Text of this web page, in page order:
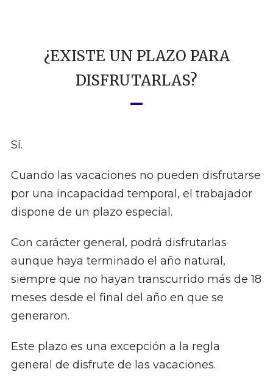
¿EXISTE UN PLAZO PARA
DISFRUTARLAS?
Sí.
Cuando las vacaciones no pueden disfrutarse
por una incapacidad temporal, el trabajador
dispone de un plazo especial.
Con carácter general, podrá disfrutarlas
aunque haya terminado el año natural,
siempre que no hayan transcurrido más de 18
meses desde el final del año en que se
generaron.
Este plazo es una excepción a la regla
general de disfrute de las vacaciones.